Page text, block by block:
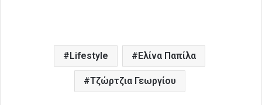
Lifestyle Ελίνα Παπίλα
Τζώρτζια Γεωργίου